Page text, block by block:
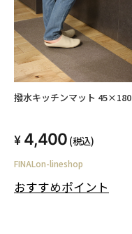
撥水キッチンマット 45×180
4,400 (税込)
FINALon-lineshop
おすすめポイント